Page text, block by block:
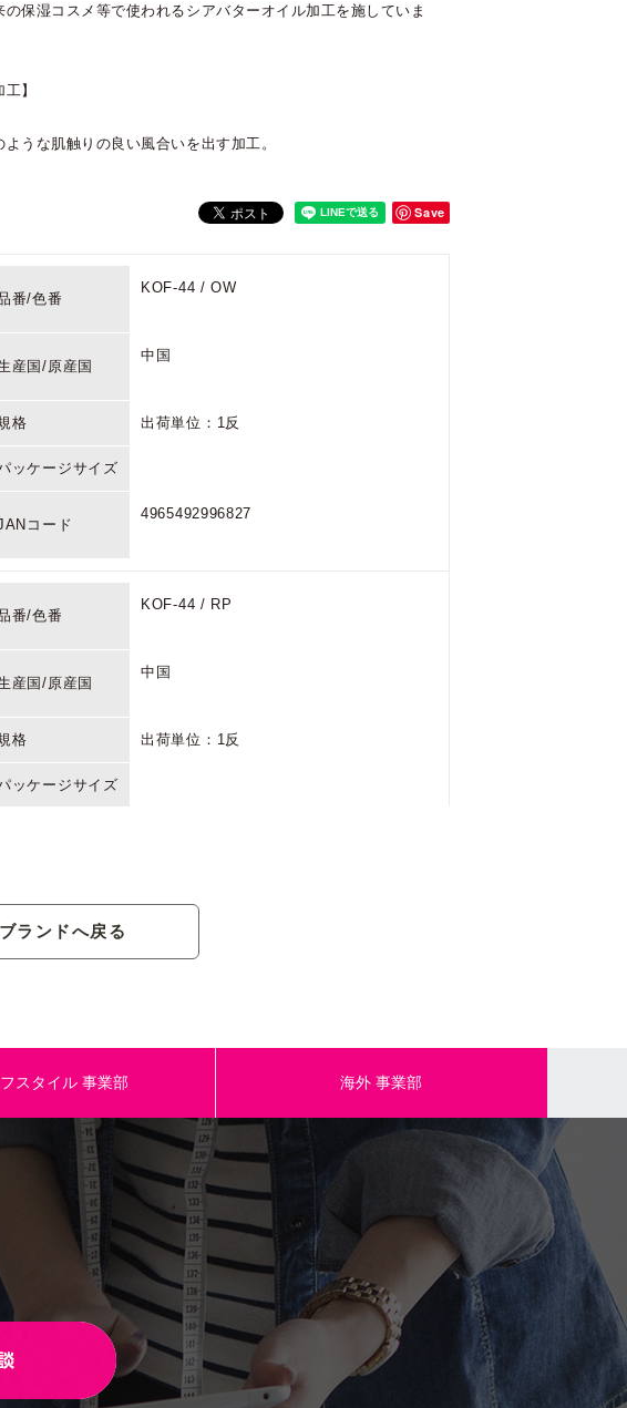
の保湿コスメ等で使われるシアバターオイル加工を施していま
】
うな肌触りの良い風合いを出す加工。
Save
番/色番
KOF-44 / OW
産国/原産国
中国
格 出荷単位：1反
ッケージサイズ
コード
4965492996827
番/色番
KOF-44 / RP
産国/原産国
中国
格 出荷単位：1反
ッケージサイズ
品番/色番
4965492996841
KOF-44 / LV
中国
格 出荷単位：1反
ランドへ戻る
スタイル 事業部 海外 事業部